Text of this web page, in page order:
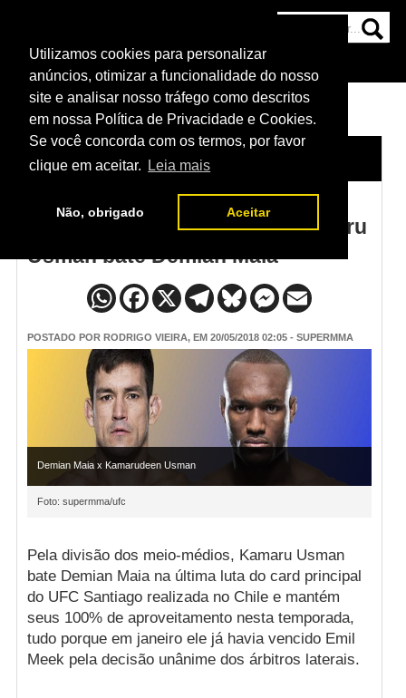
Utilizamos cookies para personalizar
anúncios, otimizar a funcionalidade do nosso
site e analisar nosso tráfego como descritos
em nossa Política de Privacidade e Cookies.
Se você concorda com os termos, por favor
clique em aceitar.
Leia mais
Não, obrigado Aceitar
NOTÍCIAS
HOME NOTÍCIAS
Resultado UFC Santiago - Kamaru
Usman bate Demian Maia
POSTADO POR RODRIGO VIEIRA, EM 20/05/2018 02:05 - SUPERMMA
Demian Maia x Kamarudeen Usman
Foto: supermma/ufc
Pela divisão dos meio-médios, Kamaru Usman
bate Demian Maia na última luta do card principal
do UFC Santiago realizada no Chile e mantém
seus 100% de aproveitamento nesta temporada,
tudo porque em janeiro ele já havia vencido Emil
Meek pela decisão unânime dos árbitros laterais.